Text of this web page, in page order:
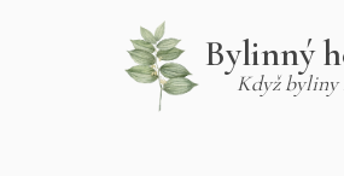
Bylinný
Když byliny